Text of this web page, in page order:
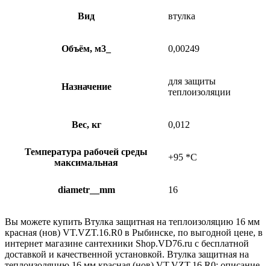
Вид втулка
Объём, м3_ 0,00249
Назначение
для защиты
теплоизоляции
Вес, кг 0,012
Температура рабочей среды
максимальная
+95 *C
diametr__mm 16
Вы можете купить Втулка защитная на теплоизоляцию 16 мм
красная (нов) VT.VZT.16.R0 в Рыбинске, по выгодной цене, в
интернет магазине сантехники Shop.VD76.ru с бесплатной
доставкой и качественной установкой. Втулка защитная на